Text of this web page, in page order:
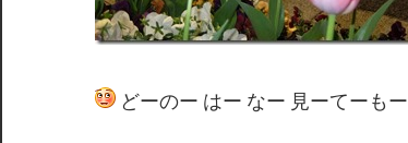
どーのー はー なー 見ーてーもー